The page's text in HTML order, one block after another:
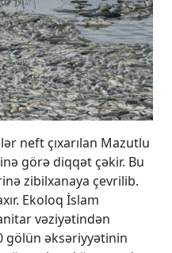
neft çıxarılan Mazutlu
görə diqqət çəkir. Bu
zibilxanaya çevrilib.
Ekoloq İslam
vəziyətindən
gölün əksəriyyətinin